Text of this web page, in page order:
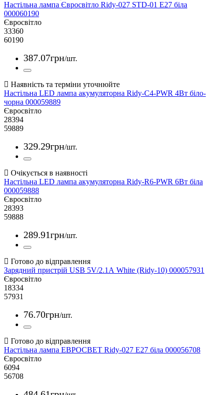
Настільна лампа Євросвітло Ridy-027 STD-01 E27 біла
000060190
Євросвітло
33360
60190
387.07грн/шт.
Настільна LED лампа акумуляторна Ridy-С4-PWR 4Вт біло-
чорна 000059889
Євросвітло
28394
59889
329.29грн/шт.
Настільна LED лампа акумуляторна Ridy-R6-PWR 6Вт біла
000059888
Євросвітло
28393
59888
289.91грн/шт.
Зарядний пристрій USB 5V/2.1А White (Ridy-10) 000057931
Євросвітло
18334
57931
76.70грн/шт.
Настільна лампа ЕВРОСВЕТ Ridy-027 E27 біла 000056708
Євросвітло
6094
56708